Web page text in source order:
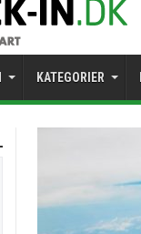
KATEGORIER